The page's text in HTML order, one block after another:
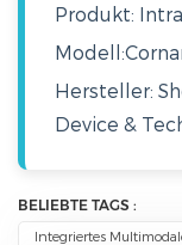
Produkt:
Modell:
Hersteller:
Device &
BELIEBTE TAGS :
Integriertes